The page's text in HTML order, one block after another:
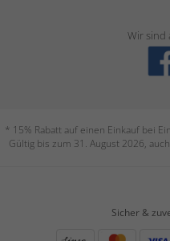
Wir sind
* 15% Rabatt auf einen Einkauf bei
Gültig bis zum 31. August 2026,
Sicher &